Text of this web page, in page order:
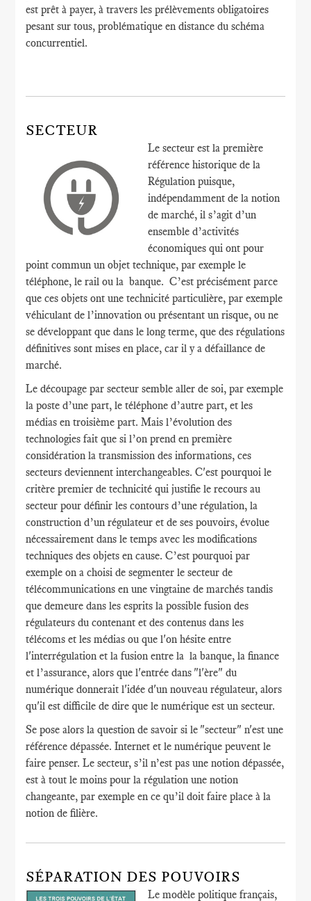
est prêt à payer, à travers les prélèvements obligatoires
pesant sur tous, problématique en distance du schéma
concurrentiel.
SECTEUR
Le secteur est la première
référence historique de la
Régulation puisque,
indépendamment de la notion
de marché, il s’agit d’un
ensemble d’activités
économiques qui ont pour
point commun un objet technique, par exemple le
téléphone, le rail ou la banque. C’est précisément parce
que ces objets ont une technicité particulière, par exemple
véhiculant de l’innovation ou présentant un risque, ou ne
se développant que dans le long terme, que des régulations
définitives sont mises en place, car il y a défaillance de
marché.
Le découpage par secteur semble aller de soi, par exemple
la poste d’une part, le téléphone d’autre part, et les
médias en troisième part. Mais l’évolution des
technologies fait que si l’on prend en première
considération la transmission des informations, ces
secteurs deviennent interchangeables. C'est pourquoi le
critère premier de technicité qui justifie le recours au
secteur pour définir les contours d’une régulation, la
construction d’un régulateur et de ses pouvoirs, évolue
nécessairement dans le temps avec les modifications
techniques des objets en cause. C’est pourquoi par
exemple on a choisi de segmenter le secteur de
télécommunications en une vingtaine de marchés tandis
que demeure dans les esprits la possible fusion des
régulateurs du contenant et des contenus dans les
télécoms et les médias ou que l'on hésite entre
l'interrégulation et la fusion entre la la banque, la finance
et l’assurance, alors que l'entrée dans "l'ère" du
numérique donnerait l'idée d'un nouveau régulateur, alors
qu'il est difficile de dire que le numérique est un secteur.
Se pose alors la question de savoir si le "secteur" n'est une
référence dépassée. Internet et le numérique peuvent le
faire penser. Le secteur, s’il n’est pas une notion dépassée,
est à tout le moins pour la régulation une notion
changeante, par exemple en ce qu’il doit faire place à la
notion de filière.
SÉPARATION DES POUVOIRS
Le modèle politique français,